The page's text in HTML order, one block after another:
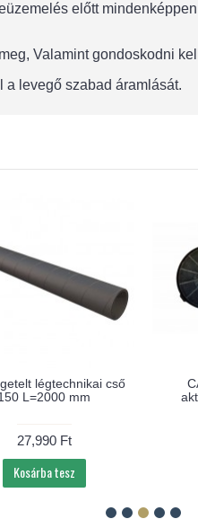
előtt
Valamint gondoskodni
a levegő szabad áramlását.
légtechnikai cső
L=2000 mm
27,990 Ft
Kosárba tesz